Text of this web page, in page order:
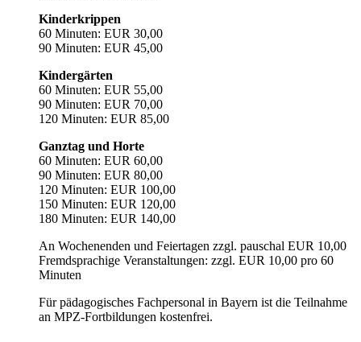
Kinderkrippen
60 Minuten: EUR 30,00
90 Minuten: EUR 45,00
Kindergärten
60 Minuten: EUR 55,00
90 Minuten: EUR 70,00
120 Minuten: EUR 85,00
Ganztag und Horte
60 Minuten: EUR 60,00
90 Minuten: EUR 80,00
120 Minuten: EUR 100,00
150 Minuten: EUR 120,00
180 Minuten: EUR 140,00
An Wochenenden und Feiertagen zzgl. pauschal EUR 10,00
Fremdsprachige Veranstaltungen: zzgl. EUR 10,00 pro 60
Minuten
Für pädagogisches Fachpersonal in Bayern ist die Teilnahme
an MPZ-Fortbildungen kostenfrei.